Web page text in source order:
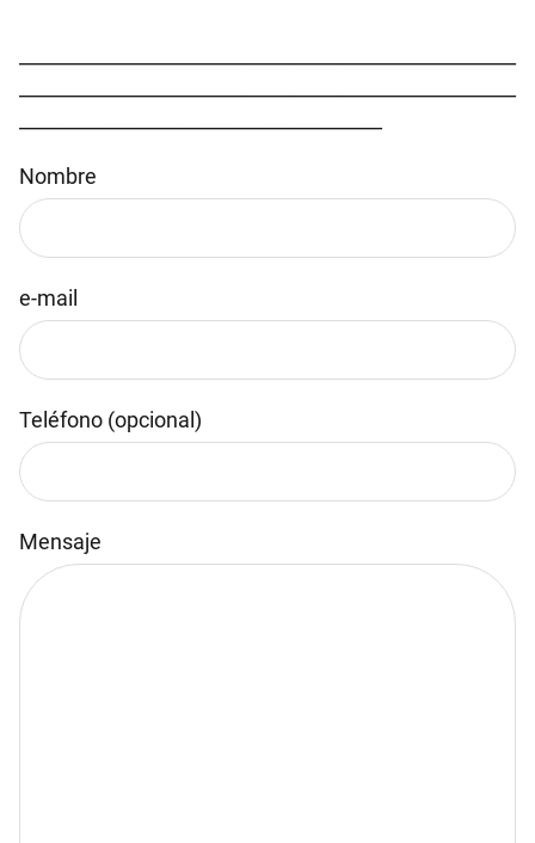
Nombre
e-mail
Teléfono (opcional)
Por favor, deja este campo vacío.
Mensaje